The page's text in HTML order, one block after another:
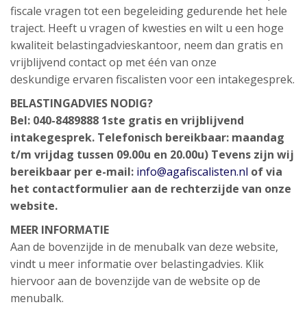
fiscale vragen tot een begeleiding gedurende het hele
traject. Heeft u vragen of kwesties en wilt u een hoge
kwaliteit belastingadvieskantoor, neem dan gratis en
vrijblijvend contact op met één van onze
deskundige ervaren fiscalisten voor een intakegesprek.
BELASTINGADVIES NODIG?
Bel: 040-8489888 1ste gratis en vrijblijvend
intakegesprek. Telefonisch bereikbaar: maandag
t/m vrijdag tussen 09.00u en 20.00u) Tevens zijn wij
bereikbaar per e-mail: info@agafiscalisten.nl of via
het contactformulier aan de rechterzijde van onze
website.
MEER INFORMATIE
Aan de bovenzijde in de menubalk van deze website,
vindt u meer informatie over belastingadvies. Klik
hiervoor aan de bovenzijde van de website op de
menubalk.